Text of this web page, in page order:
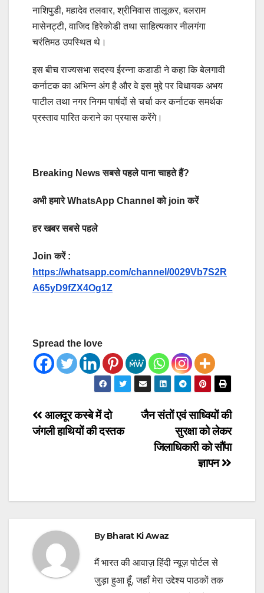
नाशिपुडी, महादेव तलवार, श्रीनिवास तालूकर, बलराम
मासेनट्टी, वाजिद हिरेकोडी तथा साहित्यकार नीलगंगा
चरंतिमठ उपस्थित थे।
इस बीच राज्यसभा सदस्य ईरन्ना कडाडी ने कहा कि बेलगावी
कर्नाटक का अभिन्न अंग है और वे इस मुद्दे पर विधायक अभय
पाटील तथा नगर निगम पार्षदों से चर्चा कर कर्नाटक समर्थक
प्रस्ताव पारित कराने का प्रयास करेंगे।
Breaking News सबसे पहले पाना चाहते हैं?
अभी हमारे WhatsApp Channel को join करें
हर खबर सबसे पहले
Join करें :
https://whatsapp.com/channel/0029Vb7S2R
A65yD9fZX4Og1Z
Spread the love
Post
navigation
जैन संतों एवं साध्वियों की
सुरक्षा को लेकर
जिलाधिकारी को सौंपा
ज्ञापन
आलदूर कस्बे में दो
जंगली हाथियों की दस्तक
ByBharat Ki Awaz
मैं भारत की आवाज़ हिंदी न्यूज़ पोर्टल से
जुड़ा हुआ हूँ, जहाँ मेरा उद्देश्य पाठकों तक